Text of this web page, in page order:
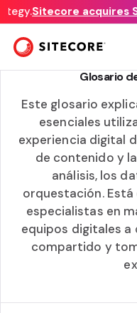
Sitecore acquires
Glosario
Este glosario
esenciales
experiencia digital
de contenido y
análisis, los
orquestación.
especialistas en
equipos digitales
compartido y